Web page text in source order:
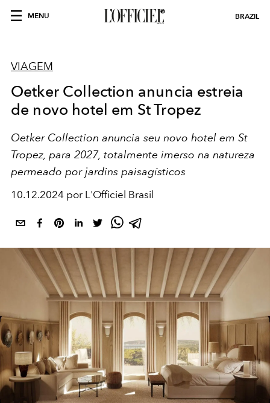
MENU BRAZIL
VIAGEM
Oetker Collection anuncia estreia
de novo hotel em St Tropez
Oetker Collection anuncia seu novo hotel em St
Tropez, para 2027, totalmente imerso na natureza
permeado por jardins paisagísticos
10.12.2024 por L'Officiel Brasil